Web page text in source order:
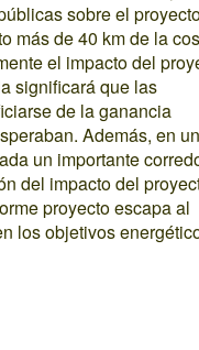
sobre el
más de 40 km de la
el impacto del
significará que las
de la ganancia
Además, en
un importante
del impacto del
proyecto escapa al
los objetivos